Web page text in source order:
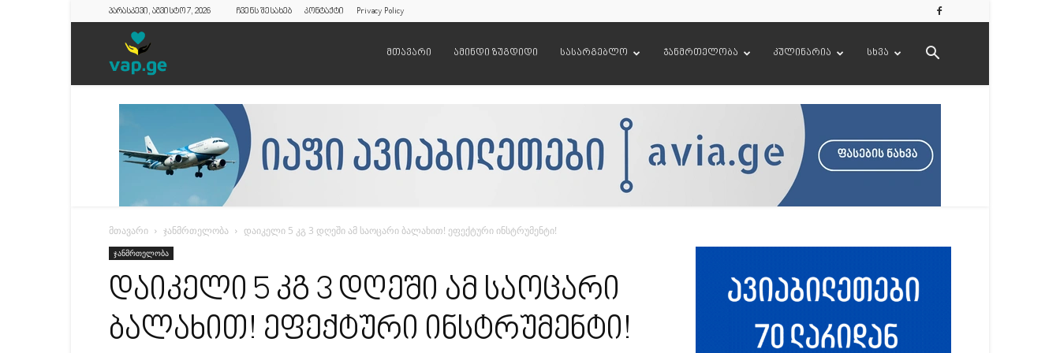
პარასკევი, აგვისტო 7, 2026 ჩვენს შესახებ კონტაქტი Privacy Policy
მთავარი ამინდი ზუგდიდი სასარგებლო ჯანმრთელობა კულინარია სხვა
მთავარი ჯანმრთელობა დაიკელი 5 კგ 3 დღეში ამ საოცარი ბალახით! ეფექტური ინსტრუმენტი!
ჯანმრთელობა
დაიკელი 5 კგ 3 დღეში ამ საოცარი
ბალახით! ეფექტური ინსტრუმენტი!